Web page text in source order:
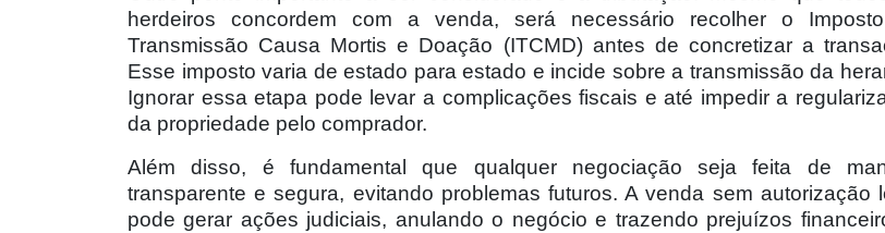
herdeiros concordem com a venda, será necessário recolher o
Transmissão Causa Mortis e Doação (ITCMD) antes de concretizar a
Esse imposto varia de estado para estado e incide sobre a transmissão da
Ignorar essa etapa pode levar a complicações fiscais e até impedir a
da propriedade pelo comprador.
Além disso, é fundamental que qualquer negociação seja feita de
transparente e segura, evitando problemas futuros. A venda sem autorização
pode gerar ações judiciais, anulando o negócio e trazendo prejuízos